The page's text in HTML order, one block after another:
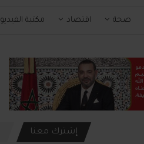
صحة اقتصاد مكتبة الفيديو
إشترك معنا